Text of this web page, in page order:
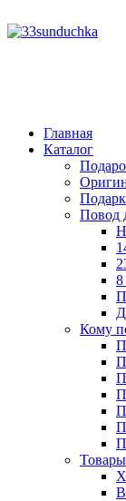
Главная
Каталог
Повод
8
Кому
Товары